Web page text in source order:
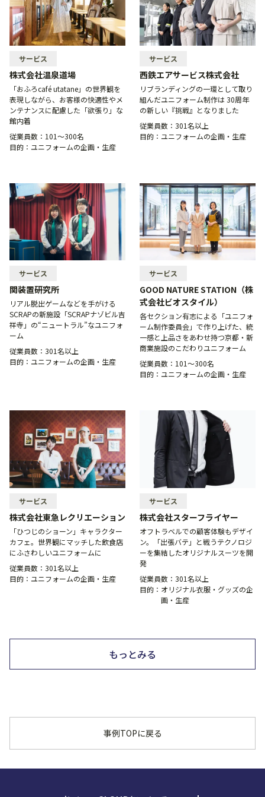
サービス
株式会社温泉道場
「おふろcafé utatane」の世界観を
表現しながら、お客様の快適性やメ
ンテナンスに配慮した「欲張り」な
館内着
従業員数： 101〜300名
目的： ユニフォームの企画・生産
サービス
西鉄エアサービス株式会社
リブランディングの一環として取り
組んだユニフォーム制作は 30周年
の新しい『挑戦』となりました
従業員数： 301名以上
目的： ユニフォームの企画・生産
サービス
関装置研究所
リアル脱出ゲームなどを手がける
SCRAPの新施設「SCRAPナゾビル吉
祥寺」の“ニュートラル”なユニフォ
ーム
従業員数： 301名以上
目的： ユニフォームの企画・生産
サービス
GOOD NATURE STATION（株
式会社ビオスタイル）
各セクション有志による「ユニフォ
ーム制作委員会」で作り上げた、統
一感と上品さをあわせ持つ京都・新
商業施設のこだわりユニフォーム
従業員数： 101〜300名
目的： ユニフォームの企画・生産
サービス
株式会社東急レクリエーション
「ひつじのショーン」キャラクター
カフェ。世界観にマッチした飲食店
にふさわしいユニフォームに
従業員数： 301名以上
目的： ユニフォームの企画・生産
サービス
株式会社スターフライヤー
オフトラベルでの顧客体験もデザイ
ン。「出張バテ」と戦うテクノロジ
ーを集結したオリジナルスーツを開
発
従業員数： 301名以上
目的： オリジナル衣服・グッズの企
画・生産
もっとみる
事例TOPに戻る